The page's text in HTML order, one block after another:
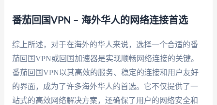
番茄回国VPN – 海外华人的网络连接首选
综上所述，对于在海外的华人来说，选择一个合适的番
茄回国VPN或回国加速器是实现顺畅网络连接的关键。
番茄回国VPN以其高效的服务、稳定的连接和用户友好
的界面，成为了许多海外华人的首选。它不仅提供了一
站式的高效网络解决方案，还确保了用户的网络安全和